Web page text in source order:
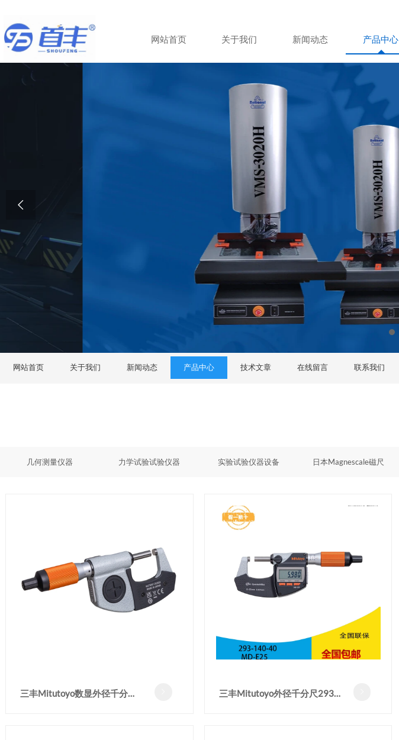
网站首页 关于我们 新闻动态 产品中心

网站首页 关于我们 新闻动态 产品中心 技术文章 在线留言 联系我们
几何测量仪器 力学试验试验仪器 实验试验仪器设备 日本Magnescale磁尺
三丰Mitutoyo数显外径千分尺
三丰Mitutoyo外径千分尺293-